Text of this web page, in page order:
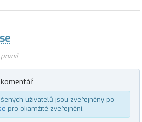
uživatelů jsou zveřejněny po
pro okamžité zveřejnění.